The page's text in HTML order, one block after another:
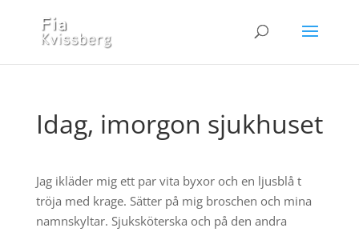
Idag, imorgon sjukhuset
Jag ikläder mig ett par vita byxor och en ljusblå t
tröja med krage. Sätter på mig broschen och mina
namnskyltar. Sjuksköterska och på den andra